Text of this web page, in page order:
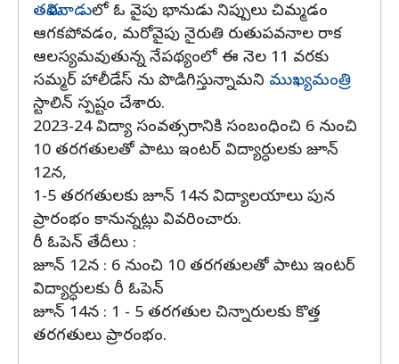
తమిళనాడులో ఓ వైపు భానుడు నిప్పులు చిమ్మడం
ఆగకపోవడం, మరోవైపు నైరుతి రుతుపవనాల రాక
ఆలస్యమవుతున్న నేపథ్యంలో ఈ నెల 11 వరకు
సమ్మర్ హాలీడేస్ ను పొడిగిస్తున్నామని ముఖ్యమంత్రి
స్టాలిన్ స్పష్టం చేశారు.
2023-24 విద్యా సంవత్సరానికి సంబంధించి 6 నుంచి
10 తరగతులతో పాటు ఇంటర్ విద్యార్ధులకు జూన్
12న,
1-5 తరగతులకు జూన్ 14న విద్యాలయాలు పున
ప్రారంభం కానున్నట్లు వివరించారు.
రీ ఓపెన్ తేదీలు :
జూన్ 12న : 6 నుంచి 10 తరగతులతో పాటు ఇంటర్
విద్యార్ధులకు రీ ఓపెన్
జూన్ 14న : 1 - 5 తరగతుల చిన్నారులకు కొత్త
తరగతులు ప్రారంభం.